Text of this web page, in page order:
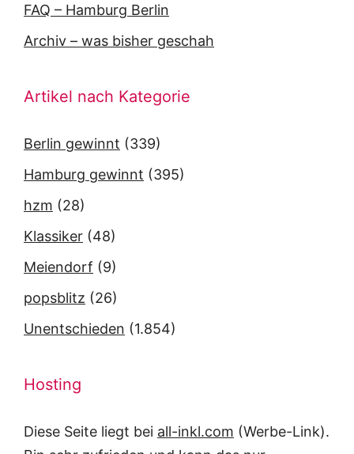
FAQ – Hamburg Berlin
Archiv – was bisher geschah
Artikel nach Kategorie
Berlin gewinnt (339)
Hamburg gewinnt (395)
hzm (28)
Klassiker (48)
Meiendorf (9)
popsblitz (26)
Unentschieden (1.854)
Hosting
Diese Seite liegt bei all-inkl.com (Werbe-Link).